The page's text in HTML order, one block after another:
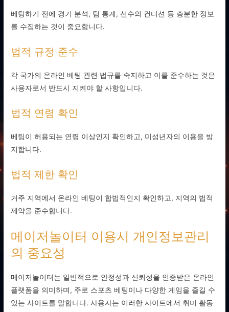
베팅하기 전에 경기 분석, 팀 통계, 선수의 컨디션 등 충분한 정보
를 수집하는 것이 중요합니다.
법적 규정 준수
각 국가의 온라인 베팅 관련 법규를 숙지하고 이를 준수하는 것은
사용자로서 반드시 지켜야 할 사항입니다.
법적 연령 확인
베팅이 허용되는 연령 이상인지 확인하고, 미성년자의 이용을 방
지합니다.
법적 제한 확인
거주 지역에서 온라인 베팅이 합법적인지 확인하고, 지역의 법적
제약을 준수합니다.
메이저놀이터 이용시 개인정보관리
의 중요성
메이저놀이터는 일반적으로 안정성과 신뢰성을 인증받은 온라인
플랫폼을 의미하며, 주로 스포츠 베팅이나 다양한 게임을 즐길 수
있는 사이트를 말합니다. 사용자는 이러한 사이트에서 취미 활동